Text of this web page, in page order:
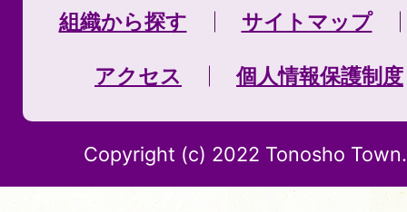
組織から探す サイトマップ
アクセス 個人情報保護制度
Copyright (c) 2022 Tonosho